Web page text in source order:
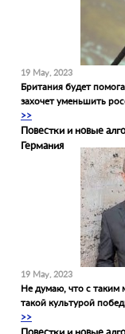
19 May, 2023
Британия будет
захочет уменьшить
>>
Повестки и новые
Германия
19 May, 2023
Не думаю, что с таким
такой культурой
>>